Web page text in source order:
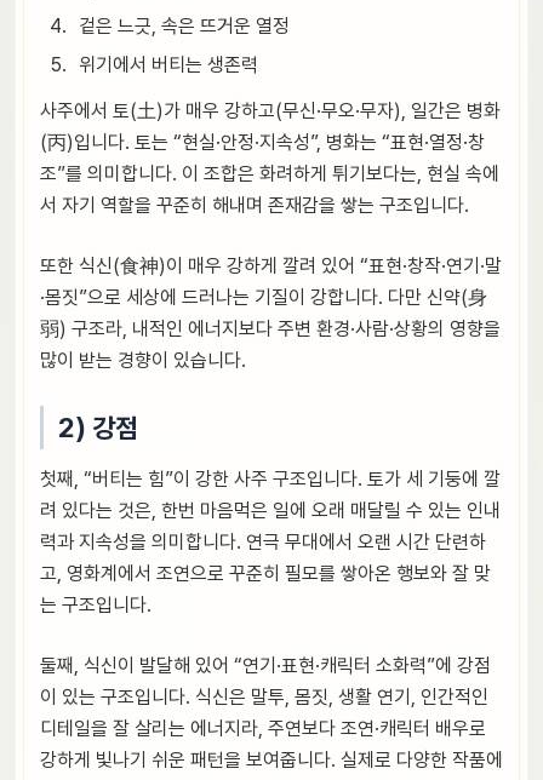
겉은 느긋, 속은 뜨거운 열정
위기에서 버티는 생존력
사주에서 토(土)가 매우 강하고(무신·무오·무자), 일간은 병화
(丙)입니다. 토는 “현실·안정·지속성”, 병화는 “표현·열정·창
조”를 의미합니다. 이 조합은 화려하게 튀기보다는, 현실 속에
서 자기 역할을 꾸준히 해내며 존재감을 쌓는 구조입니다.
또한 식신(食神)이 매우 강하게 깔려 있어 “표현·창작·연기·말
·몸짓”으로 세상에 드러나는 기질이 강합니다. 다만 신약(身
弱) 구조라, 내적인 에너지보다 주변 환경·사람·상황의 영향을
많이 받는 경향이 있습니다.
2) 강점
첫째, “버티는 힘”이 강한 사주 구조입니다. 토가 세 기둥에 깔
려 있다는 것은, 한번 마음먹은 일에 오래 매달릴 수 있는 인내
력과 지속성을 의미합니다. 연극 무대에서 오랜 시간 단련하
고, 영화계에서 조연으로 꾸준히 필모를 쌓아온 행보와 잘 맞
는 구조입니다.
둘째, 식신이 발달해 있어 “연기·표현·캐릭터 소화력”에 강점
이 있는 구조입니다. 식신은 말투, 몸짓, 생활 연기, 인간적인
디테일을 잘 살리는 에너지라, 주연보다 조연·캐릭터 배우로
강하게 빛나기 쉬운 패턴을 보여줍니다. 실제로 다양한 작품에